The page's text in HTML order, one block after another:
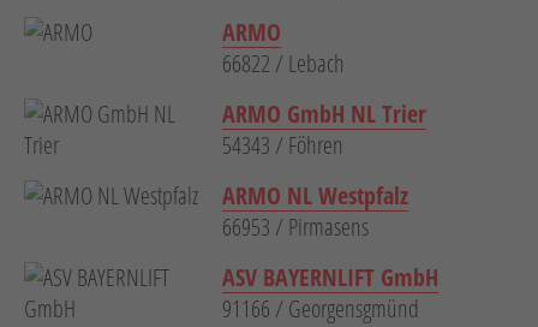
ARMO
66822 / Lebach
ARMO GmbH NL Trier
54343 / Föhren
ARMO NL Westpfalz
66953 / Pirmasens
ASV BAYERNLIFT GmbH
91166 / Georgensgmünd